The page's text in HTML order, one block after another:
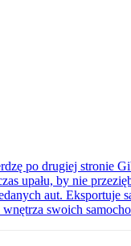
po drugiej stronie
upału, by nie
aut. Eksportuje
swoich